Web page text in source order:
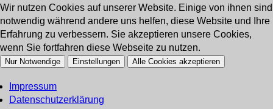
Wir nutzen Cookies auf unserer Website. Einige von ihnen sind
notwendig während andere uns helfen, diese Website und Ihre
Erfahrung zu verbessern. Sie akzeptieren unsere Cookies,
wenn Sie fortfahren diese Webseite zu nutzen.
Nur Notwendige Einstellungen Alle Cookies akzeptieren
Impressum
Datenschutzerklärung